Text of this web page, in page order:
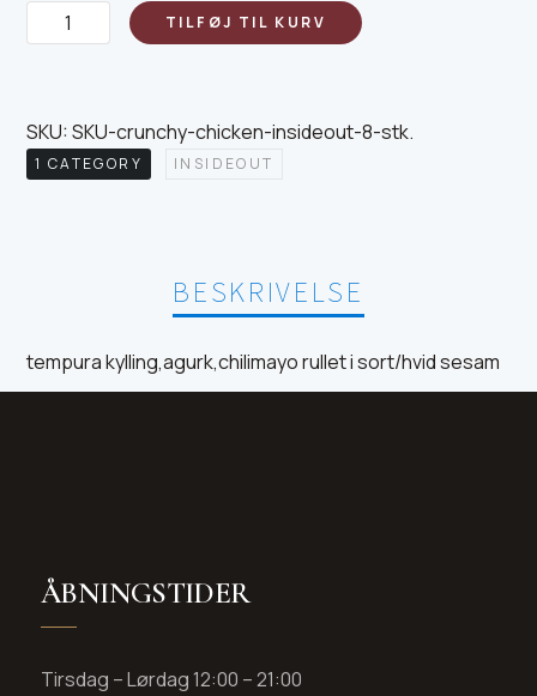
Crunchy
chicken
stk
antal
TILFØJ TIL KURV
SKU:SKU-crunchy-chicken-insideout-8-stk.
1 CATEGORY INSIDEOUT
BESKRIVELSE
tempura kylling,agurk,chilimayo rullet i sort/hvid sesam
ÅBNINGSTIDER
Tirsdag – Lørdag 12:00 – 21:00